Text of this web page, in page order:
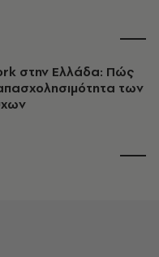
στην Ελλάδα: Πώς
απασχολησιμότητα των